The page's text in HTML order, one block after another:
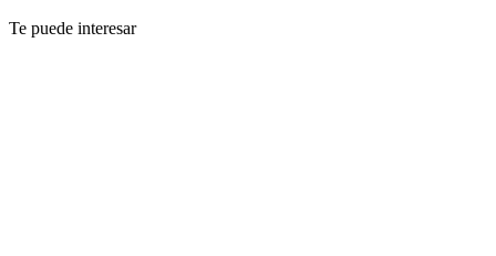
Te puede interesar